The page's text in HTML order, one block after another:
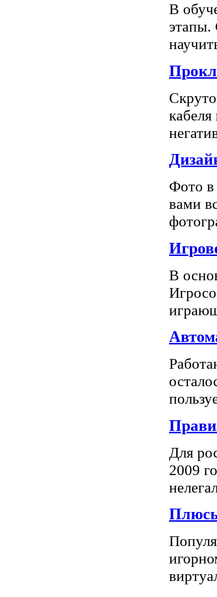
В
этапы.
Фото в
вами
В
Для
2009